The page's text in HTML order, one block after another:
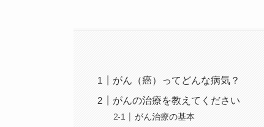
がん（癌）ってどんな病気？
がんの治療を教えてください
がん治療の基本